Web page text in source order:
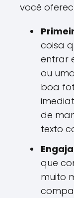
você
coisa
entrar
ou
boa
de
texto
que
muito